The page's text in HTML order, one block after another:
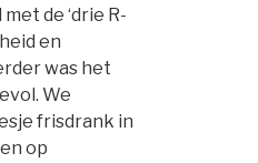
de ‘drie R-
en
was het
We
frisdrank in
op